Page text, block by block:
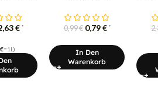
€ *
€=1L)
0,99€ 0,79€ *
In Den
Warenkorb